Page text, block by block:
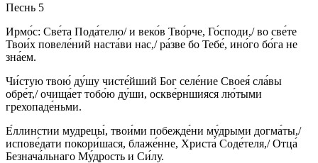
Песнь 5
Ирмо́с: Све́та Пода́телю/ и веко́в Тво́рче, Го́споди,/ во све́те
Твои́х повеле́ний наста́ви нас,/ ра́зве бо Тебе́, ино́го бо́га не
зна́ем.
Чи́стую твою́ ду́шу чисте́йший Бог селе́ние Своея́ сла́вы
обре́т,/ очища́ет тобо́ю ду́ши, оскве́рншияся лю́тыми
грехопаде́ньми.
Е́ллинстии мудрецы́, твои́ми побежде́ни му́дрыми догма́ты,/
испове́дати покори́шася, блаже́нне, Христа́ Соде́теля,/ Отца́
Безнача́льнаго Му́дрость и Си́лу.